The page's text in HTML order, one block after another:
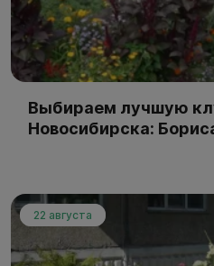
Выбираем лучшую
Новосибирска:
22 августа